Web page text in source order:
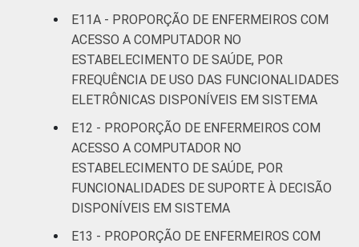
E11A - PROPORÇÃO DE ENFERMEIROS COM
ACESSO A COMPUTADOR NO
ESTABELECIMENTO DE SAÚDE, POR
FREQUÊNCIA DE USO DAS FUNCIONALIDADES
ELETRÔNICAS DISPONÍVEIS EM SISTEMA
E12 - PROPORÇÃO DE ENFERMEIROS COM
ACESSO A COMPUTADOR NO
ESTABELECIMENTO DE SAÚDE, POR
FUNCIONALIDADES DE SUPORTE À DECISÃO
DISPONÍVEIS EM SISTEMA
E13 - PROPORÇÃO DE ENFERMEIROS COM